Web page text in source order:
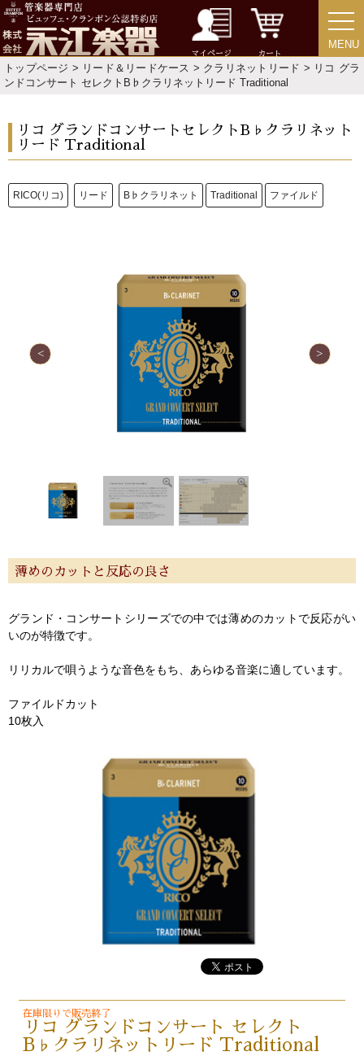
マイページ カート
MENU
MENU
トップページ > リード＆リードケース > クラリネットリード > リコ グラ
ンドコンサート セレクトB♭クラリネットリード Traditional
リコ グランドコンサートセレクトB♭クラリネット
リード Traditional
RICO(リコ) リード B♭クラリネット Traditional ファイルド
薄めのカットと反応の良さ
グランド・コンサートシリーズでの中では薄めのカットで反応がい
いのが特徴です。
リリカルで唄うような音色をもち、あらゆる音楽に適しています。
ファイルドカット
10枚入
在庫限りで販売終了
リコ グランドコンサート セレクト
B♭クラリネットリード Traditional
ご利用ガイド サポート・保証
よくあるご質問 会社紹介
特定商取引法 プライバシー・ポリシー